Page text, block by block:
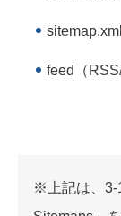
feed（
※上記は、3-